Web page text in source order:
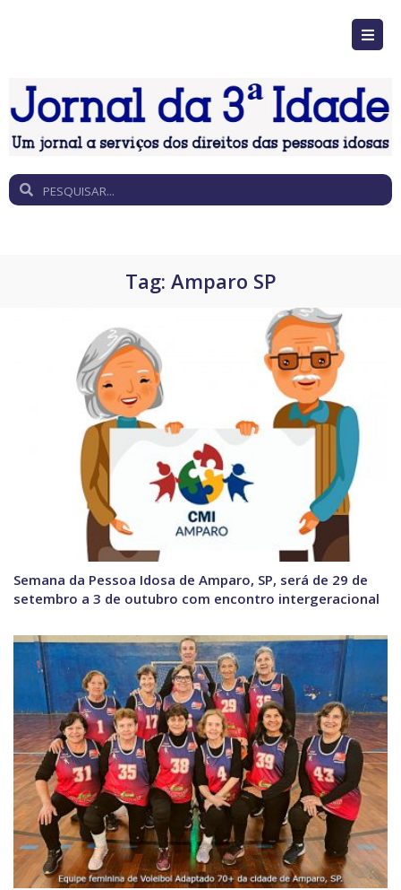
Tag: Amparo SP
Semana da Pessoa Idosa de Amparo, SP, será de 29 de
setembro a 3 de outubro com encontro intergeracional